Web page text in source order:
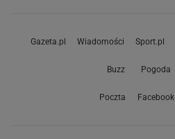
Gazeta.pl Wiadomości Sport.pl
Buzz Pogoda
Poczta Facebook